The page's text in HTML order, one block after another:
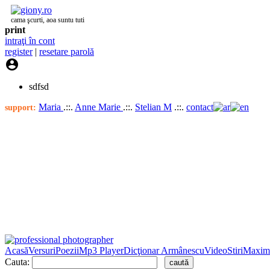
cama şcurti, aoa suntu tuti
print
intraţi în cont
register| resetare parolă

sdfsd
support: Maria .::. Anne Marie .::. Stelian M .::. contact
AcasăVersuriPoeziiMp3 PlayerDicţionar ArmânescuVideoStiri
Cauta: